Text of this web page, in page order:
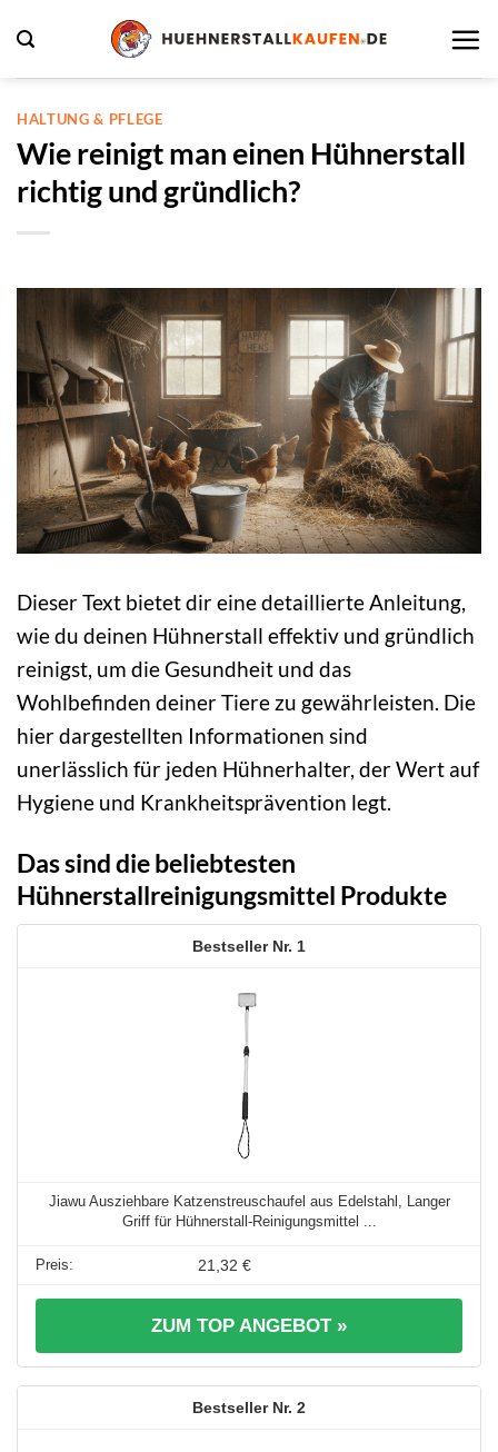
Inhalt
springen
HALTUNG & PFLEGE
Wie reinigt man einen Hühnerstall
richtig und gründlich?
Dieser Text bietet dir eine detaillierte Anleitung,
wie du deinen Hühnerstall effektiv und gründlich
reinigst, um die Gesundheit und das
Wohlbefinden deiner Tiere zu gewährleisten. Die
hier dargestellten Informationen sind
unerlässlich für jeden Hühnerhalter, der Wert auf
Hygiene und Krankheitsprävention legt.
Das sind die beliebtesten
Hühnerstallreinigungsmittel Produkte
1
Jiawu Ausziehbare Katzenstreuschaufel aus Edelstahl, Langer
Griff für Hühnerstall-Reinigungsmittel ...
21,32 €
ZUM TOP ANGEBOT »
2